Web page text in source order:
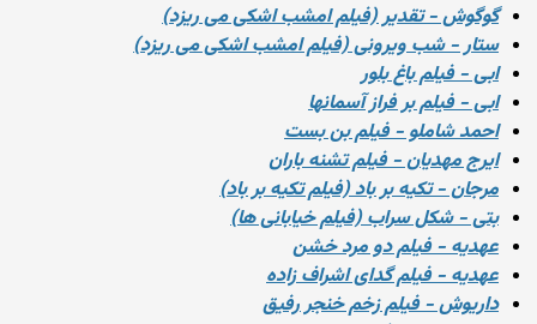
گوگوش - تقدیر (فیلم امشب اشکی می ریزد)
ستار - شب ویرونی (فیلم امشب اشکی می ریزد)
ابی - فیلم باغ بلور
ابی - فیلم بر فراز آسمانها
احمد شاملو - فیلم بن بست
ایرج مهدیان - فیلم تشنه باران
مرجان - تکیه بر باد (فیلم تکیه بر باد)
بتی - شکل سراب (فیلم خیابانی ها)
عهدیه - فیلم دو مرد خشن
عهدیه - فیلم گدای اشراف‌ زاده
داریوش - فیلم زخم خنجر رفیق